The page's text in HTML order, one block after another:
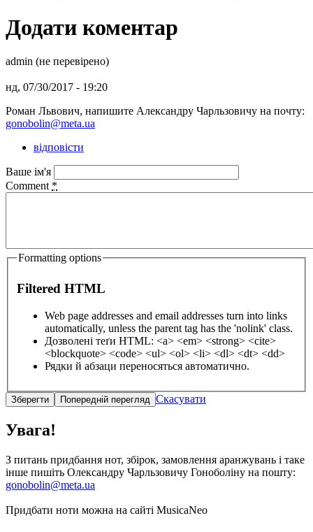
Додати коментар
admin (не перевірено)
нд, 07/30/2017 - 19:20
Роман Львович, напишите Александру Чарльзовичу на почту:
gonobolin@meta.ua
відповісти
Ваше ім'я
Comment *
Formatting options
Filtered HTML
Web page addresses and email addresses turn into links
automatically, unless the parent tag has the 'nolink' class.
Дозволені теґи HTML: <a> <em> <strong> <cite>
<blockquote> <code> <ul> <ol> <li> <dl> <dt> <dd>
Рядки й абзаци переносяться автоматично.
Скасувати
Увага!
З питань придбання нот, збірок, замовлення аранжувань і таке
інше пишіть Олександру Чарльзовичу Гоноболіну на пошту:
gonobolin@meta.ua
Придбати ноти можна на сайті MusicaNeo